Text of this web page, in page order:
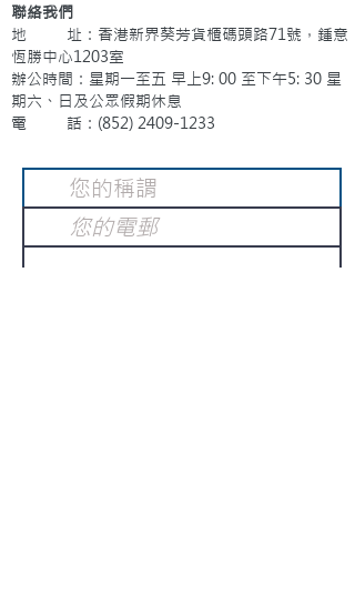
聯絡我們
地 址：香港新界葵芳貨櫃碼頭路71號，鍾意
恆勝中心1203室
辦公時間：星期一至五 早上9: 00 至下午5: 30 星
期六、日及公眾假期休息
電 話：(852) 2409-1233